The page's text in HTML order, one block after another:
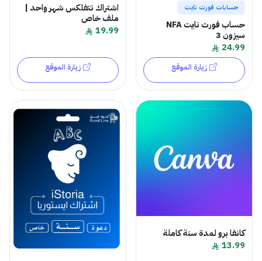
حسابات فورت نايت
حساب فورت نايت NFA
سيزون 3
24.99
زيارة الموقع
اشتراك نتفلكس شهر واحد |
ملف خاص
19.99
زيارة الموقع
كانفا برو لمدة سنة كاملة
13.99